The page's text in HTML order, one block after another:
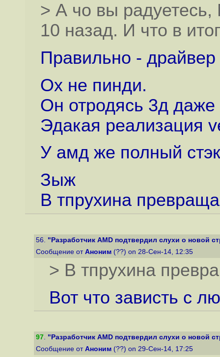
> А чо вы
10 назад. И что в
Правильно - драйвер
Ох не пинди.
Он отродясь 3д даже
Эдакая реализация
У амд же полный
Зыж
В тпрухина
56. "Разработчик AMD подтвердил слухи о новой
Сообщение от Аноним (??) on 28-Сен-14, 12:35
> В тпрухина
Вот что зависть с
97. "Разработчик AMD подтвердил слухи о новой
Сообщение от Аноним (??) on 29-Сен-14, 17:25